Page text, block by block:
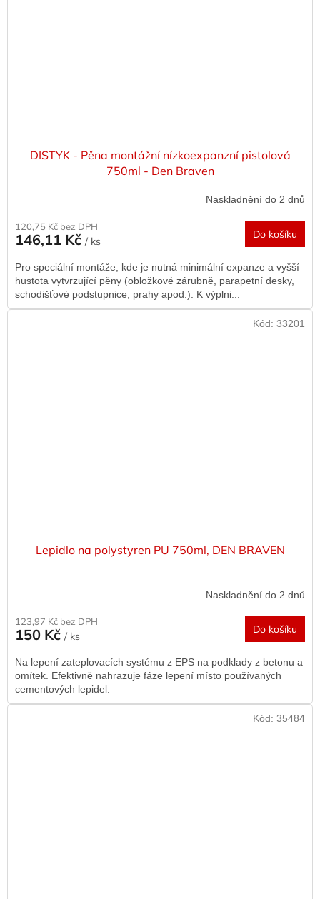
DISTYK - Pěna montážní nízkoexpanzní pistolová
750ml - Den Braven
Naskladnění do 2 dnů
120,75 Kč bez DPH
146,11 Kč / ks
Do košíku
Pro speciální montáže, kde je nutná minimální expanze a vyšší
hustota vytvrzující pěny (obložkové zárubně, parapetní desky,
schodišťové podstupnice, prahy apod.). K výplni...
Lepidlo na polystyren PU 750ml, DEN BRAVEN
Naskladnění do 2 dnů
123,97 Kč bez DPH
150 Kč / ks
Do košíku
Na lepení zateplovacích systému z EPS na podklady z betonu a
omítek. Efektivně nahrazuje fáze lepení místo používaných
cementových lepidel.
Kód: 33201
Kód: 35484